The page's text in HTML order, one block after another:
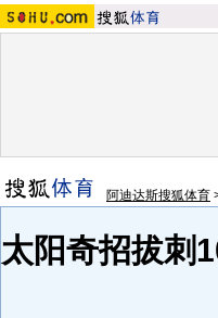
阿迪达斯搜狐体育
太阳奇招拔刺